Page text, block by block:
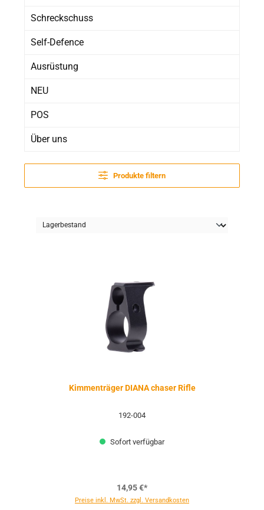
Schreckschuss
Self-Defence
Ausrüstung
NEU
POS
Über uns
Produkte filtern
Kimmenträger DIANA chaser Rifle
192-004
Sofort verfügbar
14,95 €*
Preise inkl. MwSt. zzgl. Versandkosten